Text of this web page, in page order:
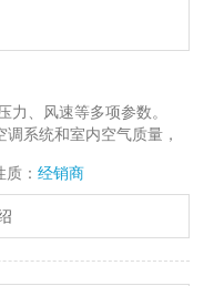
、风速等多项参数。
系统和室内空气质量，
： 经销商